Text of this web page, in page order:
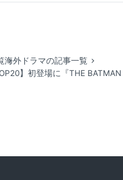
海外ドラマの記事一覧
】初登場に『THE